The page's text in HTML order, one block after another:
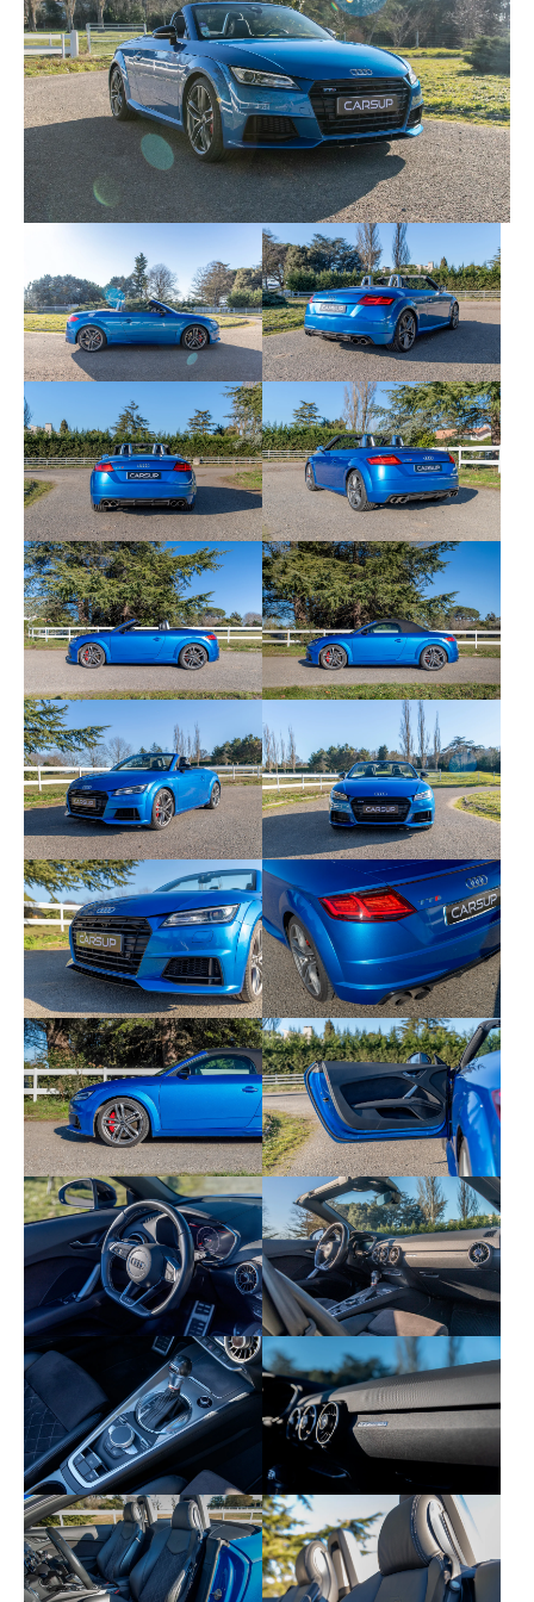
Boitiers de rétroviseurs extérieurs en noir
brillant
Caméra de recul
Etriers de freins peints en rouge
Jantes Audi Sport en aluminium coulé 19" style
5 branches doubles finition titane mat polies
brillant avec pneus 245/35 R19
Peinture Cristal
Aileron AR télescopique à commande
automatique ou manuelle par bouton
Applications décoratives en Aluminium brossé
Applications sur éléments de l'habitacle de
couleur peinture laquée anthracite
Audi Active Lane Assist
Audi Drive Select (Permet le réglage du mode
de conduite)
Audi Magnetic Ride
Audi Parking System: facilite le stationnement
à l'aide d'un signal sonore indiquant la
distance AR
Audi Singleframe calandre en gris platine
avec doubles entretoises horizontales style
aluminium et emblème TTS
Audi Virtual Cockpit
Blocage électronique de différentiel EDS
Boîtiers de rétroviseurs extérieurs en style
aluminium
Ciel de pavillon en tissu Gris roche
Climatisation automatique Confort
Diffuseur AR en gris platine avec bordure style
aluminium
Eléments de l'habitacle de couleur peinture au
quartz anthracite
Etriers de freins laqués noir avec inscription
TTS
Fixation Isofix pour sièges AR
Moulures de seuils de portes avec insert en
aluminium et inscription TTS
Navigation MMI Plus avec MMI Touch: Système
de navigation
Pommeau du levier/sélecteur de vitesses style
aluminium avec emblème TTS
Selleries en Alcantara/cuir noir ou gris rotor
avec piquage en losange et estampillage S
Sièges AV Sport S avec appui lombaire à 4
axes réglables électriquement